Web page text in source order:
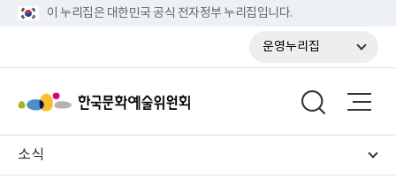
이 누리집은 대한민국 공식 전자정부 누리집입니다.
운영누리집
소식